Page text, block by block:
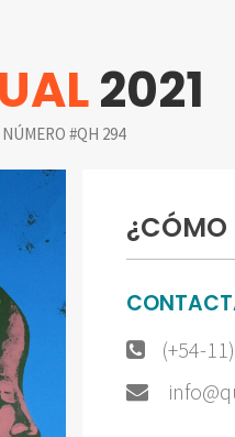
2021
#QH 294
¿CÓMO
(+54-